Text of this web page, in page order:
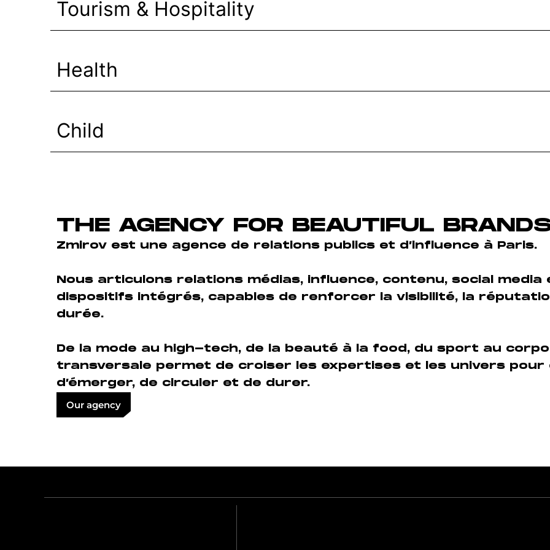
Tourism & Hospitality
Health
Child
THE AGENCY FOR BEAUTIFUL
Zmirov est une agence de relations publics et d’influence à Paris.
Nous articulons relations médias, influence, contenu, social media
dispositifs intégrés, capables de renforcer la visibilité, la
durée.
De la mode au high-tech, de la beauté à la food, du sport au
transversale permet de croiser les expertises et les univers
d’émerger, de circuler et de durer.
Our agency